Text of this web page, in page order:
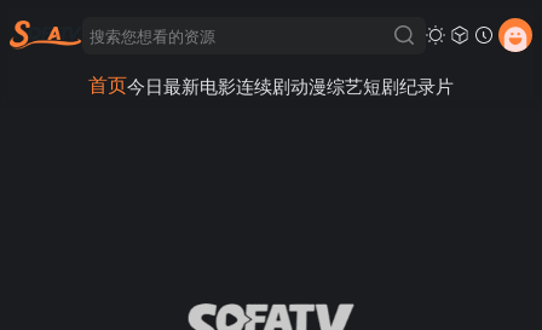
首页今日最新电影连续剧动漫综艺短剧纪录片